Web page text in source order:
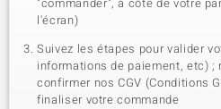
l'écran)
Suivez les étapes pour valider
informations de paiement, etc) ;
confirmer nos CGV (Conditions
finaliser votre commande